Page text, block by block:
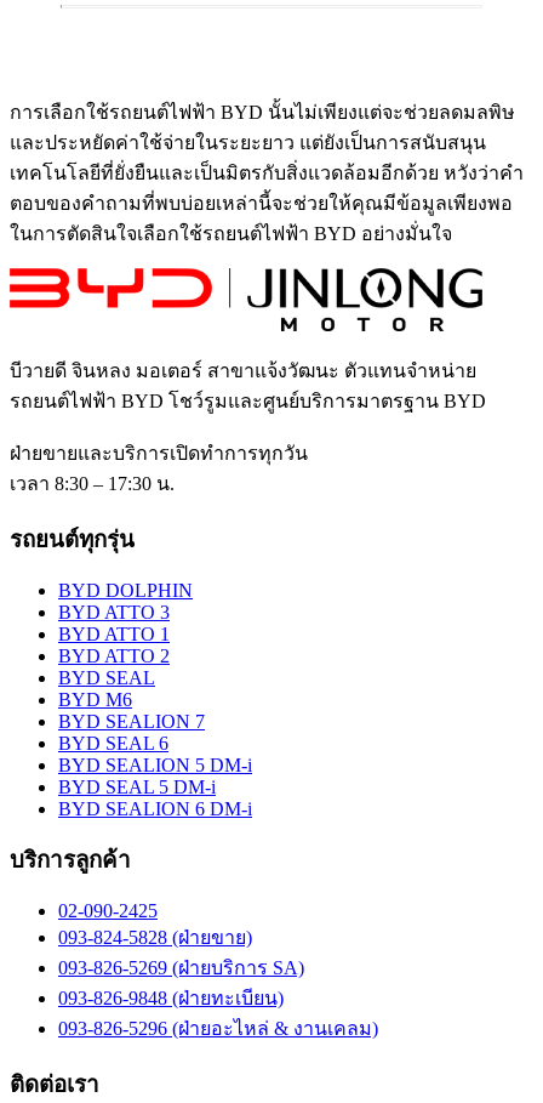
การเลือกใช้รถยนต์ไฟฟ้า BYD นั้นไม่เพียงแต่จะช่วยลดมลพิษ
และประหยัดค่าใช้จ่ายในระยะยาว แต่ยังเป็นการสนับสนุน
เทคโนโลยีที่ยั่งยืนและเป็นมิตรกับสิ่งแวดล้อมอีกด้วย หวังว่าคำ
ตอบของคำถามที่พบบ่อยเหล่านี้จะช่วยให้คุณมีข้อมูลเพียงพอ
ในการตัดสินใจเลือกใช้รถยนต์ไฟฟ้า BYD อย่างมั่นใจ
บีวายดี จินหลง มอเตอร์ สาขาแจ้งวัฒนะ ตัวแทนจำหน่าย
รถยนต์ไฟฟ้า BYD โชว์รูมและศูนย์บริการมาตรฐาน BYD
ฝ่ายขายและบริการเปิดทำการทุกวัน
เวลา 8:30 – 17:30 น.
รถยนต์ทุกรุ่น
BYD DOLPHIN
BYD ATTO 3
BYD ATTO 1
BYD ATTO 2
BYD SEAL
BYD M6
BYD SEALION 7
BYD SEAL 6
BYD SEALION 5 DM-i
BYD SEAL 5 DM-i
BYD SEALION 6 DM-i
บริการลูกค้า
02-090-2425
093-824-5828 (ฝ่ายขาย)
093-826-5269 (ฝ่ายบริการ SA)
093-826-9848 (ฝ่ายทะเบียน)
093-826-5296 (ฝ่ายอะไหล่ & งานเคลม)
ติดต่อเรา